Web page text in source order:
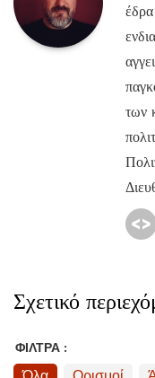
των
Σχετικό
ΦΊΛΤΡΑ :